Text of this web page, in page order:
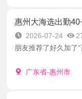
惠州大海选出勤
2026-07-24
朋友推荐了好久加了
广东省-惠州市